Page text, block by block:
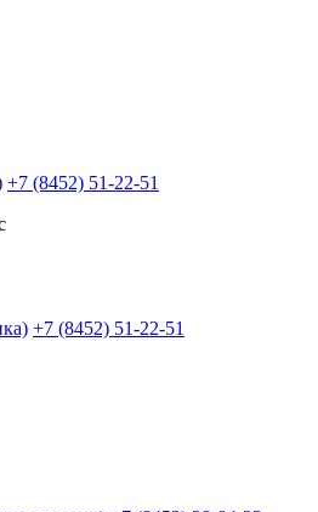
+7 (8452) 51-22-51
+7 (8452) 51-22-51